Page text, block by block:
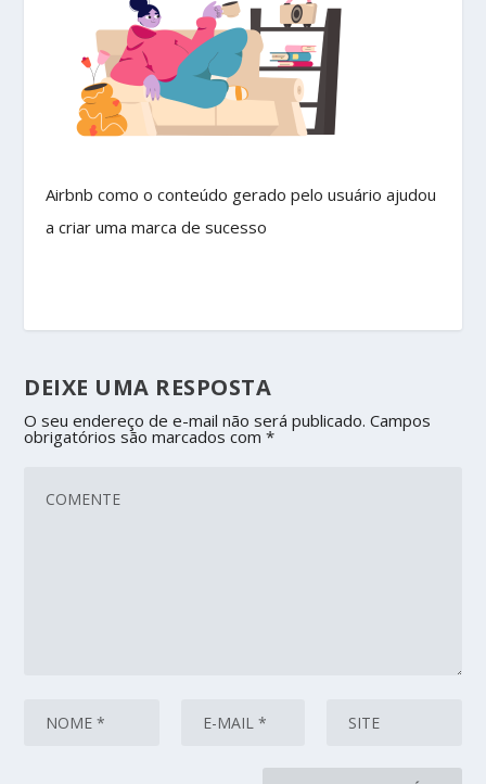
Airbnb como o conteúdo gerado pelo usuário ajudou
a criar uma marca de sucesso
DEIXE UMA RESPOSTA
O seu endereço de e-mail não será publicado. Campos
obrigatórios são marcados com*